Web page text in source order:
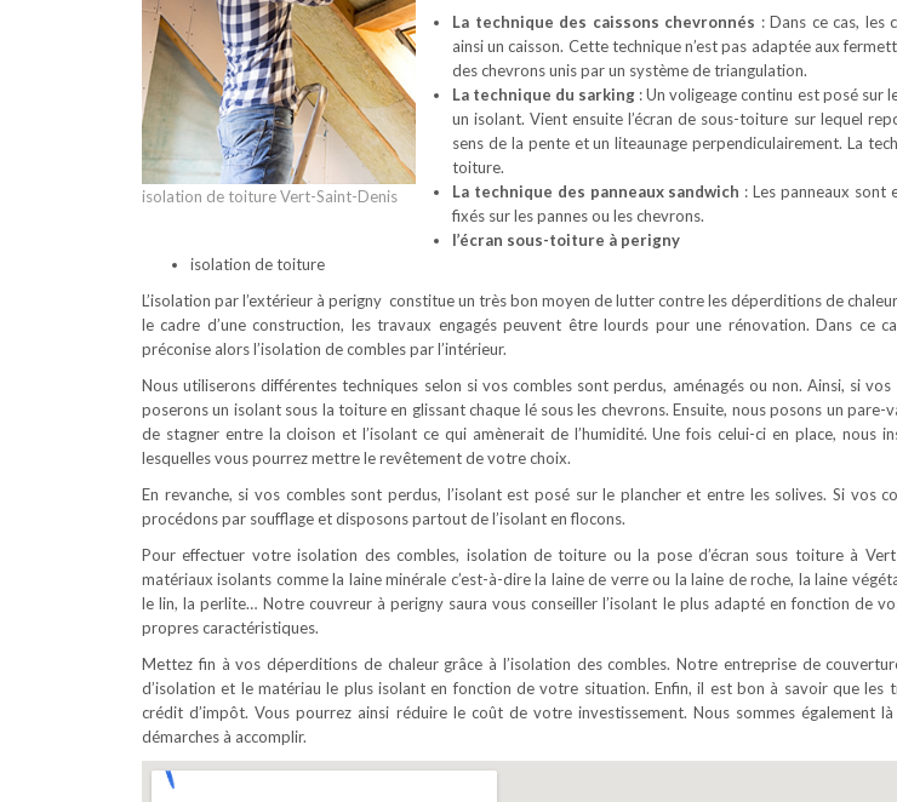
isolation de toiture Vert-Saint-Denis
La technique des caissons chevronnés : Dans ce cas, les
ainsi un caisson. Cette technique n’est pas adaptée aux
des chevrons unis par un système de triangulation.
La technique du sarking : Un voligeage continu est posé sur
un isolant. Vient ensuite l’écran de sous-toiture sur lequel
sens de la pente et un liteaunage perpendiculairement. La
toiture.
La technique des panneaux sandwich : Les panneaux sont
fixés sur les pannes ou les chevrons.
l’écran sous-toiture à perigny
isolation de toiture
L’isolation par l’extérieur à perigny constitue un très bon moyen de lutter contre les déperditions de
le cadre d’une construction, les travaux engagés peuvent être lourds pour une rénovation. Dans ce
préconise alors l’isolation de combles par l’intérieur.
Nous utiliserons différentes techniques selon si vos combles sont perdus, aménagés ou non. Ainsi, si
poserons un isolant sous la toiture en glissant chaque lé sous les chevrons. Ensuite, nous posons un pare-
de stagner entre la cloison et l’isolant ce qui amènerait de l’humidité. Une fois celui-ci en place, nous
lesquelles vous pourrez mettre le revêtement de votre choix.
En revanche, si vos combles sont perdus, l’isolant est posé sur le plancher et entre les solives. Si vos
procédons par soufflage et disposons partout de l’isolant en flocons.
Pour effectuer votre isolation des combles, isolation de toiture ou la pose d’écran sous toiture à
matériaux isolants comme la laine minérale c’est-à-dire la laine de verre ou la laine de roche, la laine
le lin, la perlite… Notre couvreur à perigny saura vous conseiller l’isolant le plus adapté en fonction de
propres caractéristiques.
Mettez fin à vos déperditions de chaleur grâce à l’isolation des combles. Notre entreprise de
d’isolation et le matériau le plus isolant en fonction de votre situation. Enfin, il est bon à savoir que les
crédit d’impôt. Vous pourrez ainsi réduire le coût de votre investissement. Nous sommes également
démarches à accomplir.